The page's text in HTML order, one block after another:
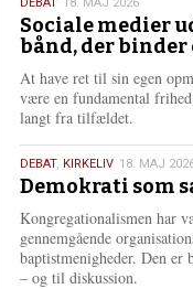
18.
maj
2026
Sociale medier
bånd, der binder
At have ret til sin egen
være en fundamental
langt fra tilfældet.
18.
maj
2026
DEBAT, KIRKELIV 18. MAJ
Demokrati som
Kongregationalismen har
gennemgående
baptistmenigheder. Den er
– og til diskussion.